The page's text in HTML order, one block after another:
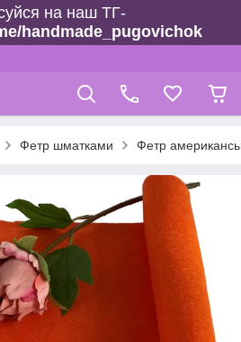
на наш ТГ-
handmade_pugovichok
Фетр шматками Фетр